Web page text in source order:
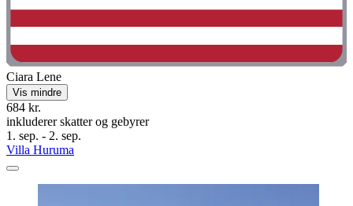
Ciara Lene
Vis mindre
684 kr.
inkluderer skatter og gebyrer
1. sep. - 2. sep.
Villa Huruma